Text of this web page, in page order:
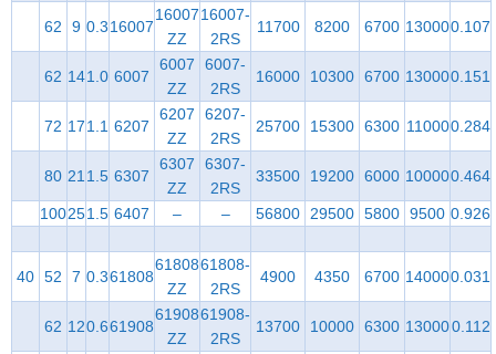
62 9 0.316007
16007
ZZ
16007-
2RS
11700 8200 6700 130000.107
62 141.0 6007
6007
ZZ
6007-
2RS
16000 10300 6700 130000.151
72 171.1 6207
6207
ZZ
6207-
2RS
25700 15300 6300 110000.284
80 211.5 6307
6307
ZZ
6307-
2RS
33500 19200 6000 100000.464
100251.5 6407 – – 56800 29500 5800 9500 0.926
40 52 7 0.361808
61808
ZZ
61808-
2RS
4900 4350 6700 140000.031
62 120.661908
61908
ZZ
61908-
2RS
13700 10000 6300 130000.112